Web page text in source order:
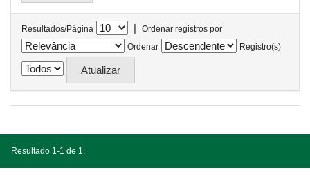
Resultados/Página |
Ordenar registros por
Ordenar
Registro(s)
Resultado 1-1 de 1.